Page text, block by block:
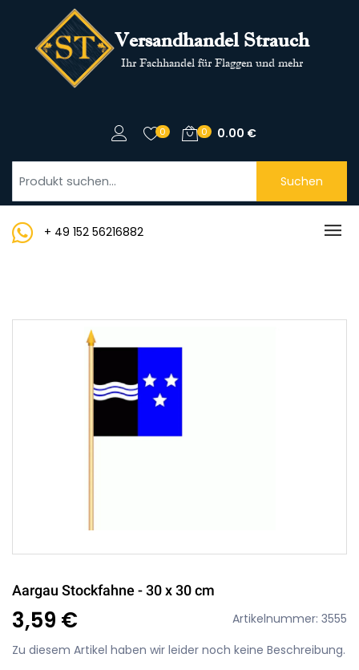
Versandhandel Strauch
Ihr Fachhandel für Flaggen und mehr
0 0 0.00 €
Suchen
+ 49 152 56216882
Aargau Stockfahne - 30 x 30 cm
3,59 €
Artikelnummer: 3555
Zu diesem Artikel haben wir leider noch keine Beschreibung.